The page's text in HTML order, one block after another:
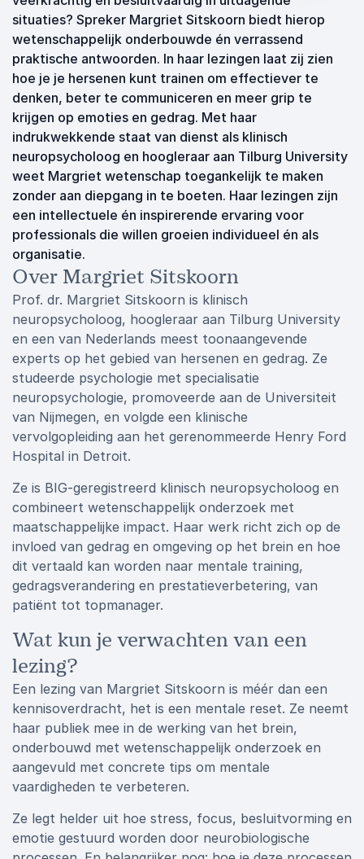
situaties? Spreker Margriet Sitskoorn biedt hierop
wetenschappelijk onderbouwde én verrassend
praktische antwoorden. In haar lezingen laat zij zien
hoe je je hersenen kunt trainen om effectiever te
denken, beter te communiceren en meer grip te
krijgen op emoties en gedrag. Met haar
indrukwekkende staat van dienst als klinisch
neuropsycholoog en hoogleraar aan Tilburg University
weet Margriet wetenschap toegankelijk te maken
zonder aan diepgang in te boeten. Haar lezingen zijn
een intellectuele én inspirerende ervaring voor
professionals die willen groeien individueel én als
organisatie.
Over Margriet Sitskoorn
Prof. dr. Margriet Sitskoorn is klinisch
neuropsycholoog, hoogleraar aan Tilburg University
en een van Nederlands meest toonaangevende
experts op het gebied van hersenen en gedrag. Ze
studeerde psychologie met specialisatie
neuropsychologie, promoveerde aan de Universiteit
van Nijmegen, en volgde een klinische
vervolgopleiding aan het gerenommeerde Henry Ford
Hospital in Detroit.
Ze is BIG-geregistreerd klinisch neuropsycholoog en
combineert wetenschappelijk onderzoek met
maatschappelijke impact. Haar werk richt zich op de
invloed van gedrag en omgeving op het brein en hoe
dit vertaald kan worden naar mentale training,
gedragsverandering en prestatieverbetering, van
patiënt tot topmanager.
Wat kun je verwachten van een
lezing?
Een lezing van Margriet Sitskoorn is méér dan een
kennisoverdracht, het is een mentale reset. Ze neemt
haar publiek mee in de werking van het brein,
onderbouwd met wetenschappelijk onderzoek en
aangevuld met concrete tips om mentale
vaardigheden te verbeteren.
Ze legt helder uit hoe stress, focus, besluitvorming en
emotie gestuurd worden door neurobiologische